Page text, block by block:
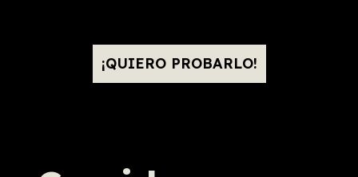
¡QUIERO PROBARLO!